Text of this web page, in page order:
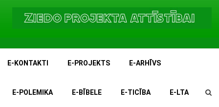
E-KONTAKTI E-PROJEKTS E-ARHĪVS
E-POLEMIKA E-BĪBELE E-TICĪBA E-LTA